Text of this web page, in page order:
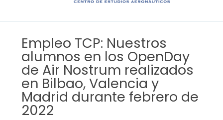
Empleo TCP: Nuestros
alumnos en los OpenDay
de Air Nostrum realizados
en Bilbao, Valencia y
Madrid durante febrero de
2022